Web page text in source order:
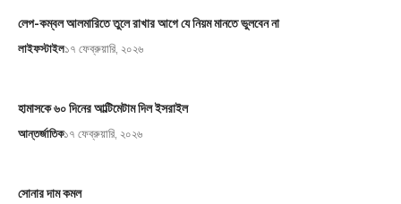
লেপ-কম্বল আলমারিতে তুলে রাখার আগে যে নিয়ম মানতে ভুলবেন না
লাইফস্টাইল১৭ ফেব্রুয়ারি, ২০২৬
হামাসকে ৬০ দিনের আল্টিমেটাম দিল ইসরাইল
আন্তর্জাতিক১৭ ফেব্রুয়ারি, ২০২৬
সোনার দাম কমল